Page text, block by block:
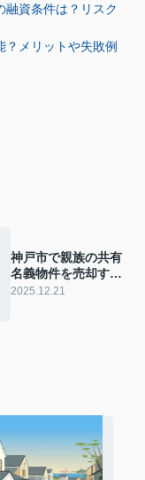
融資条件は？リスク
メリットや失敗例
神戸市で親族の共有
名義物件を売却する
には？必要な手続き
2025.12.21